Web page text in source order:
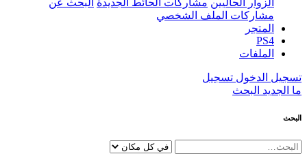
الزوار الحاليين مشاركات الحائط الجديدة البحث عن
مشاركات الملف الشخصي
المتجر
PS4
الملفات
تسجيل الدخول تسجيل
ما الجديد البحث
البحث